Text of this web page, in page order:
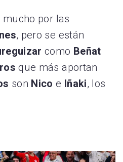
mucho por las
, pero se están
como Beñat
que más aportan
son Nicoe Iñaki, los